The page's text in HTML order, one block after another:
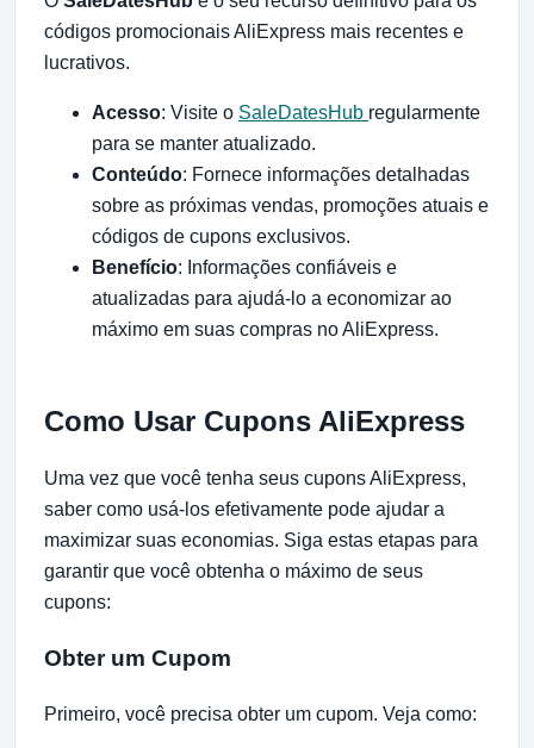
códigos promocionais AliExpress mais recentes e
lucrativos.
Acesso: Visite o SaleDatesHub regularmente
para se manter atualizado.
Conteúdo: Fornece informações detalhadas
sobre as próximas vendas, promoções atuais e
códigos de cupons exclusivos.
Benefício: Informações confiáveis e
atualizadas para ajudá-lo a economizar ao
máximo em suas compras no AliExpress.
Como Usar Cupons AliExpress
Uma vez que você tenha seus cupons AliExpress,
saber como usá-los efetivamente pode ajudar a
maximizar suas economias. Siga estas etapas para
garantir que você obtenha o máximo de seus
cupons:
Obter um Cupom
Primeiro, você precisa obter um cupom. Veja como: